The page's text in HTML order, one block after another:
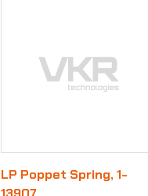
LP Poppet Spring, 1-